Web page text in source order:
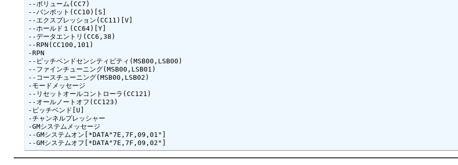
--ボリューム(CC7)
--パンポット(CC10)[S]
--エクスプレッション(CC11)[V]
--ホールド１(CC64)[Y]
--データエントリ(CC6,38)
--RPN(CC100,101)
-RPN
--ピッチベンドセンシティビティ(MSB00,LSB00)
--ファインチューニング(MSB00,LSB01)
--コースチューニング(MSB00,LSB02)
-モードメッセージ
--リセットオールコントローラ(CC121)
--オールノートオフ(CC123)
-ピッチベンド[U]
-チャンネルプレッシャー
-GMシステムメッセージ
--GMシステムオン[*DATA"7E,7F,09,01"]